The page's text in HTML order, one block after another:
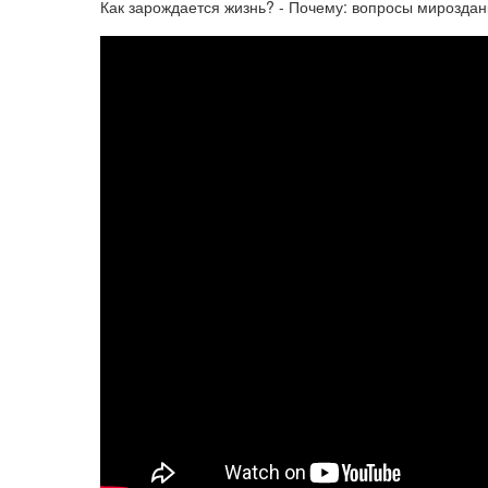
Как зарождается жизнь? - Почему: вопросы